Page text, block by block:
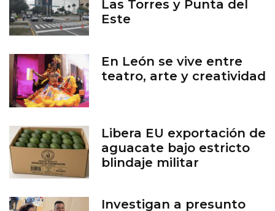
Las Torres y Punta del
Este
En León se vive entre
teatro, arte y creatividad
Libera EU exportación de
aguacate bajo estricto
blindaje militar
Investigan a presunto